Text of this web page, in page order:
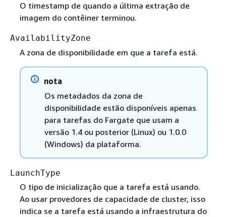
O timestamp de quando a última extração de
imagem do contêiner terminou.
AvailabilityZone
A zona de disponibilidade em que a tarefa está.
nota
Os metadados da zona de
disponibilidade estão disponíveis apenas
para tarefas do Fargate que usam a
versão 1.4 ou posterior (Linux) ou 1.0.0
(Windows) da plataforma.
LaunchType
O tipo de inicialização que a tarefa está usando.
Ao usar provedores de capacidade de cluster, isso
indica se a tarefa está usando a infraestrutura do